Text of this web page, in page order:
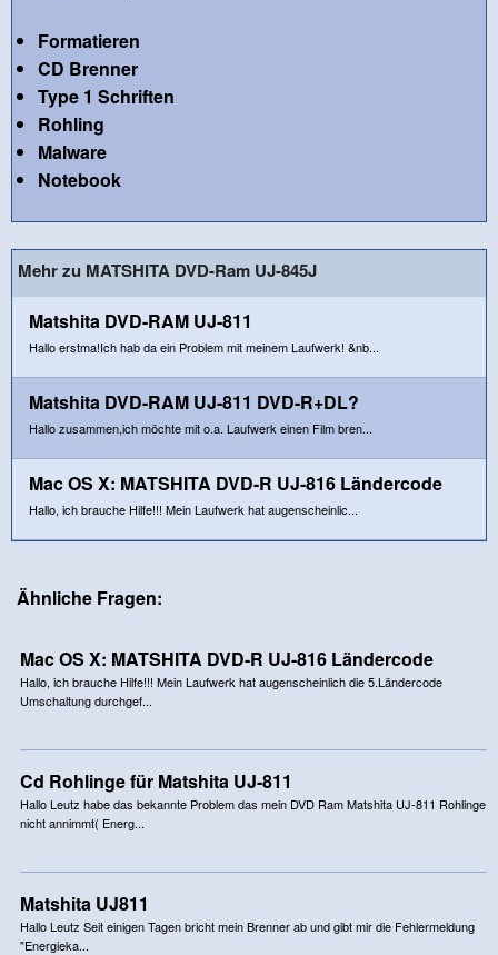
Formatieren
CD Brenner
Type 1 Schriften
Rohling
Malware
Notebook
Mehr zu MATSHITA DVD-Ram UJ-845J
Matshita DVD-RAM UJ-811
Hallo erstma!Ich hab da ein Problem mit meinem Laufwerk! &nb...
Matshita DVD-RAM UJ-811 DVD-R+DL?
Hallo zusammen,ich möchte mit o.a. Laufwerk einen Film bren...
Mac OS X: MATSHITA DVD-R UJ-816 Ländercode
Hallo, ich brauche Hilfe!!! Mein Laufwerk hat augenscheinlic...
Ähnliche Fragen:
Mac OS X: MATSHITA DVD-R UJ-816 Ländercode
Hallo, ich brauche Hilfe!!! Mein Laufwerk hat augenscheinlich die 5.Ländercode
Umschaltung durchgef...
Cd Rohlinge für Matshita UJ-811
Hallo Leutz habe das bekannte Problem das mein DVD Ram Matshita UJ-811 Rohlinge
nicht annimmt( Energ...
Matshita UJ811
Hallo Leutz Seit einigen Tagen bricht mein Brenner ab und gibt mir die Fehlermeldung
"Energieka...